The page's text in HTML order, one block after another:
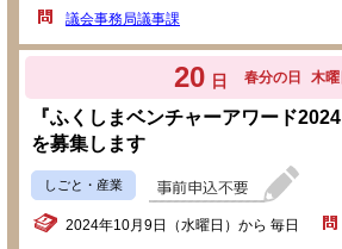
議会事務局議事課
20 日 春分の日 木曜
『ふくしまベンチャーアワード
を募集します
しごと・産業
2024年10月9日（水曜日）から 毎日